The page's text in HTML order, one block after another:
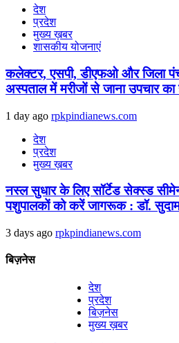
देश
प्रदेश
मुख्य ख़बर
शासकीय योजनाएं
कलेक्टर, एसपी, डीएफओ और जिला
अस्पताल में मरीजों से जाना उपचार का
1 day ago rpkpindianews.com
देश
प्रदेश
मुख्य ख़बर
नस्ल सुधार के लिए सॉर्टेड सेक्स्ड
पशुपालकों को करें जागरूक : डॉ.
3 days ago rpkpindianews.com
बिज़नेस
देश
प्रदेश
बिज़नेस
मुख्य ख़बर